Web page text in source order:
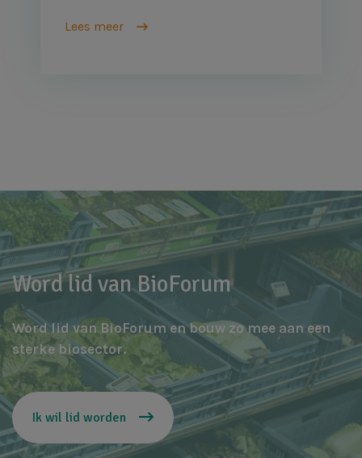
Lees meer
Word lid van BioForum
Word lid van BioForum en bouw zo mee aan een
sterke biosector.
Ik wil lid worden